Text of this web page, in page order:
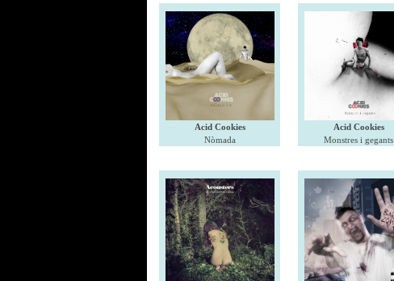
Acid Cookies
Nòmada
Acid Cookies
Monstres i gegants